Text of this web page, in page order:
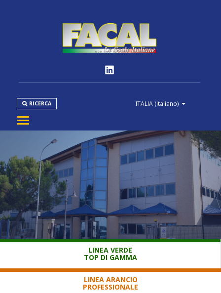
ITALIA (italiano)
RICERCA
PRODOTTI
NORMATIVE
MEDIA
DOWNLOAD
SERVIZIO CLIENTI
LINEA VERDE
TOP DI GAMMA
LINEA ARANCIO
PROFESSIONALE